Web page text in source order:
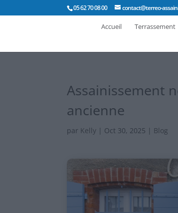
05 62 70 08 00 contact@terreo-
Accueil Terrassement
Assainissement
ancienne
par Kelly | Oct 30, 2025 | Blog